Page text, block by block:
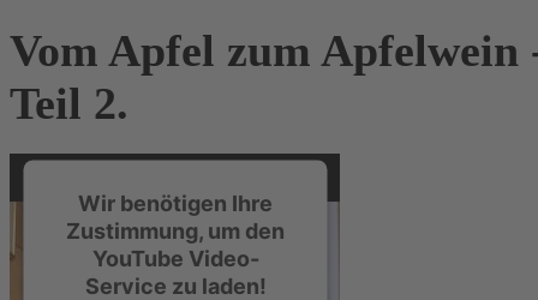
Vom Apfel zum
Teil 2.
Wir benötigen Ihre
Zustimmung, um den
YouTube Video-
Service zu laden!